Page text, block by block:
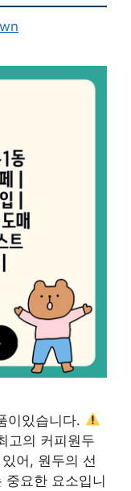
이있습니다.
고의 커피원두
어, 원두의 선
중요한 요소입니